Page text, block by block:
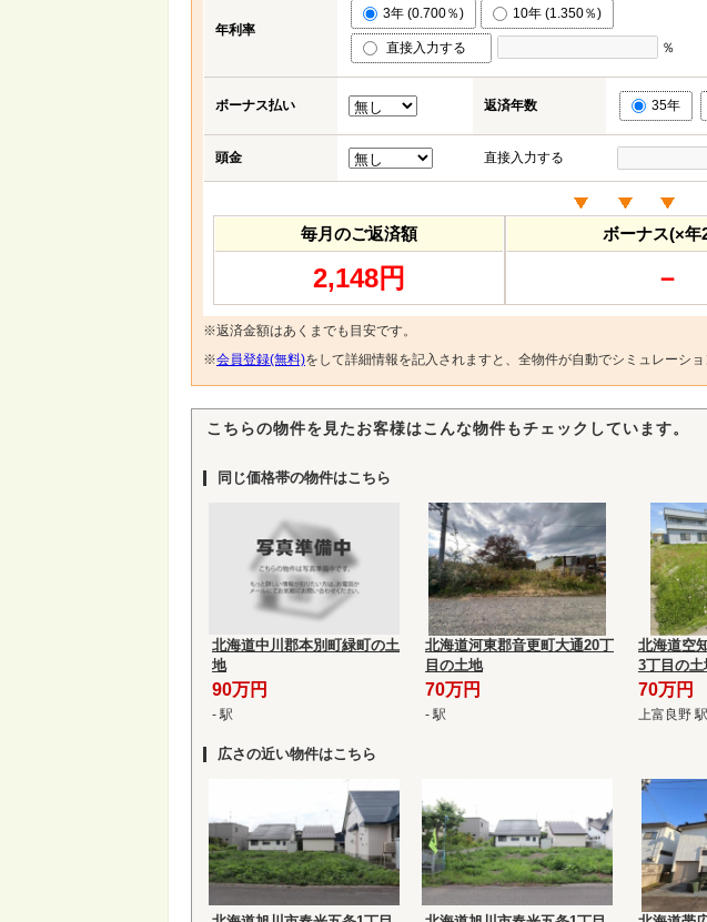
年利率
3年 (0.700％) 10年 (1.350％)
直接入力する ％
ボーナス払い 返済年数 35年
頭金 直接入力する
毎月のご返済額
2,148円
ボーナス(×年
－
※返済金額はあくまでも目安です。
※会員登録(無料)をして詳細情報を記入されますと、全物件が自動でシミュレーショ
こちらの物件を見たお客様はこんな物件もチェックしています。
同じ価格帯の物件はこちら
北海道中川郡本別町緑町の土
地
90万円
- 駅
北海道河東郡音更町大通20丁
目の土地
70万円
- 駅
北海道空
3丁目の土
70万円
上富良野 駅
広さの近い物件はこちら